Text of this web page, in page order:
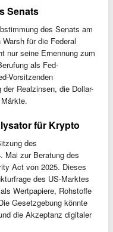
Senats
des Senats am
für die Federal
nur seine Ernennung zum
als Fed-
Vorsitzenden
Realzinsen, die Dollar-
für Krypto
des
Mai zur Beratung des
Act von 2025. Dieses
des US-Marktes
Wertpapiere, Rohstoffe
Gesetzgebung könnte
die Akzeptanz digitaler